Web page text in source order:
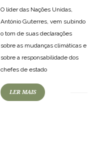
O líder das Nações Unidas,
António Guterres, vem subindo
o tom de suas declarações
sobre as mudanças climáticas e
sobre a responsabilidade dos
chefes de estado
LER MAIS